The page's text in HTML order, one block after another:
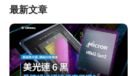
最新文章